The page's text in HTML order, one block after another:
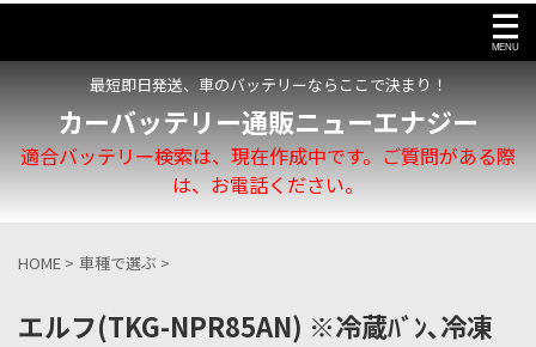
最短即日発送、車のバッテリーならここで決まり！
カーバッテリー通販ニューエナジー
適合バッテリー検索は、現在作成中です。ご質問がある際
は、お電話ください。
HOME > 車種で選ぶ >
エルフ(TKG-NPR85AN) ※冷蔵ﾊﾞﾝ､冷凍